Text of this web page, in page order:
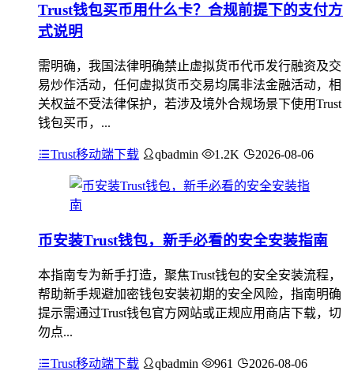
Trust钱包买币用什么卡？合规前提下的支付方
式说明
需明确，我国法律明确禁止虚拟货币代币发行融资及交
易炒作活动，任何虚拟货币交易均属非法金融活动，相
关权益不受法律保护，若涉及境外合规场景下使用Trust
钱包买币，...
Trust移动端下载 qbadmin 1.2K 2026-08-06
币安装Trust钱包，新手必看的安全安装指南
本指南专为新手打造，聚焦Trust钱包的安全安装流程，
帮助新手规避加密钱包安装初期的安全风险，指南明确
提示需通过Trust钱包官方网站或正规应用商店下载，切
勿点...
Trust移动端下载 qbadmin 961 2026-08-06